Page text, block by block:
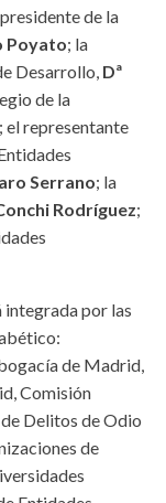
de la
Poyato; la
Desarrollo, Dª
de la
; el representante
Serrano; la
Rodríguez;
integrada por las
de Madrid,
Comisión
Delitos de Odio
de